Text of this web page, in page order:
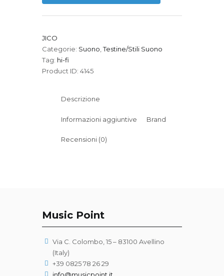
JICO
Categorie: Suono ,Testine/Stili Suono
Tag: hi-fi
Product ID: 4145
Descrizione
Informazioni aggiuntive Brand
Recensioni (0)
Music Point
Via C. Colombo, 15 – 83100 Avellino
(Italy)
+39 0825 78 26 29
info@musicpoint.it